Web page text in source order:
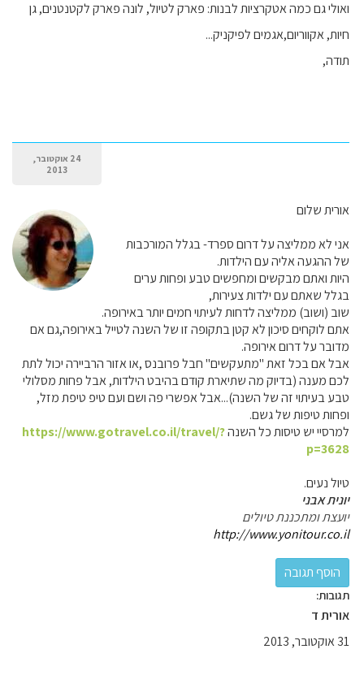
ואולי גם כמה אטקרציות לבנות: פארק לטיול, לונה פארק לקטנטנים, גן
חיות, אקווריום,אגמים לפיקניק...
תודה,
24 אוקטובר,
2013
אורית שלום
אני לא ממליצה על דרום ספרד- בגלל המורכבות
של ההגעה אליה עם הילדות.
היות ואתם מבקשים ומחפשים טבע ופחות ערים
בגלל שאתם עם ילדות צעירות,
שוב (ושוב) ממליצה לדחות לעיתוי חמים יותר באירופה.
אתם לוקחים סיכון לא קטן בתקופה זו של השנה לטייל באירופה,גם אם
מדובר על דרום אירופה.
אבל אם בכל זאת "מתעקשים" חבל פרובנס ,או אזור הרביירה יכול לתת
לכם מענה (בדיוק מה שתיארת קודם בהיבט הילדות, אבל פחות מסלולי
טבע בעיתוי זה של השנה)...אבל אפשרי פה ושם ועם טיפ טיפת מזל,
ופחות טיפות של גשם.
למרסיי יש טיסות כל השנהhttps://www.gotravel.co.il/travel/?
p=3628
טיול נעים.
יונית אבני
יועצת ומתכננת טיולים
http://www.yonitour.co.il
תגובות:
אורית ד
31 אוקטובר, 2013